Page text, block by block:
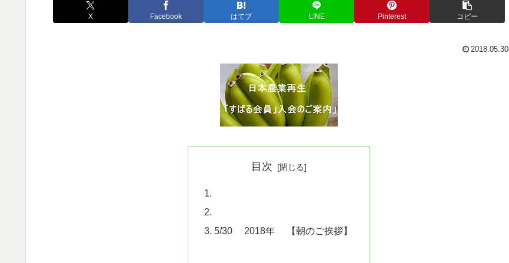
X Facebook はてブ LINE Pinterest コピー
2018.05.30
目次
5/30 2018年 【朝のご挨拶】